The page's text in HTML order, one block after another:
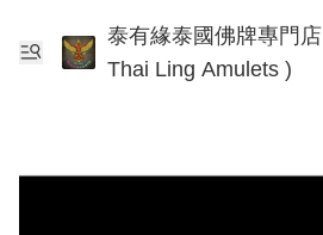
泰有緣泰國佛牌專門店 (
Thai Ling Amulets )